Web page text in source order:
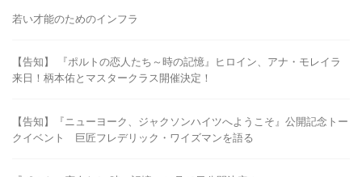
若い才能のためのインフラ
【告知】 『ポルトの恋人たち～時の記憶』ヒロイン、アナ・モレイラ
来日！柄本佑とマスタークラス開催決定！
【告知】『ニューヨーク、ジャクソンハイツへようこそ』公開記念トー
クイベント 巨匠フレデリック・ワイズマンを語る